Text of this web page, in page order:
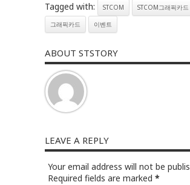
Tagged with: STCOM
STCOM그래픽카드
그래픽카드
이벤트
ABOUT STSTORY
LEAVE A REPLY
Your email address will not be
Required fields are marked *